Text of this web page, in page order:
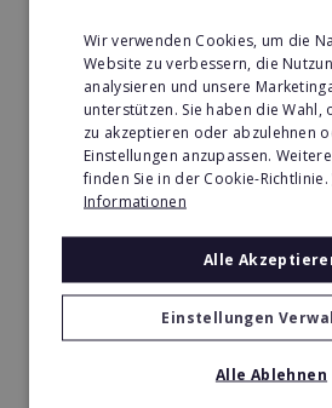
Coffee-Bike
Das innovative und mobile
konkurrenzlosen
Merken
Wir verwenden Cookies, um die
Website zu verbessern, die
analysieren und unsere
unterstützen. Sie haben die
zu akzeptieren oder abzulehnen
Einstellungen anzupassen.
finden Sie in der Cookie-Richtlinie.
Informationen
Alle
Einstellungen
Alle Ablehnen